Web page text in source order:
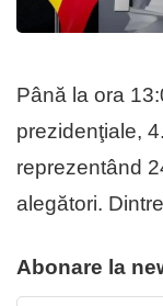
Până la ora
prezidenţiale,
reprezentând
alegători.
Abonare la